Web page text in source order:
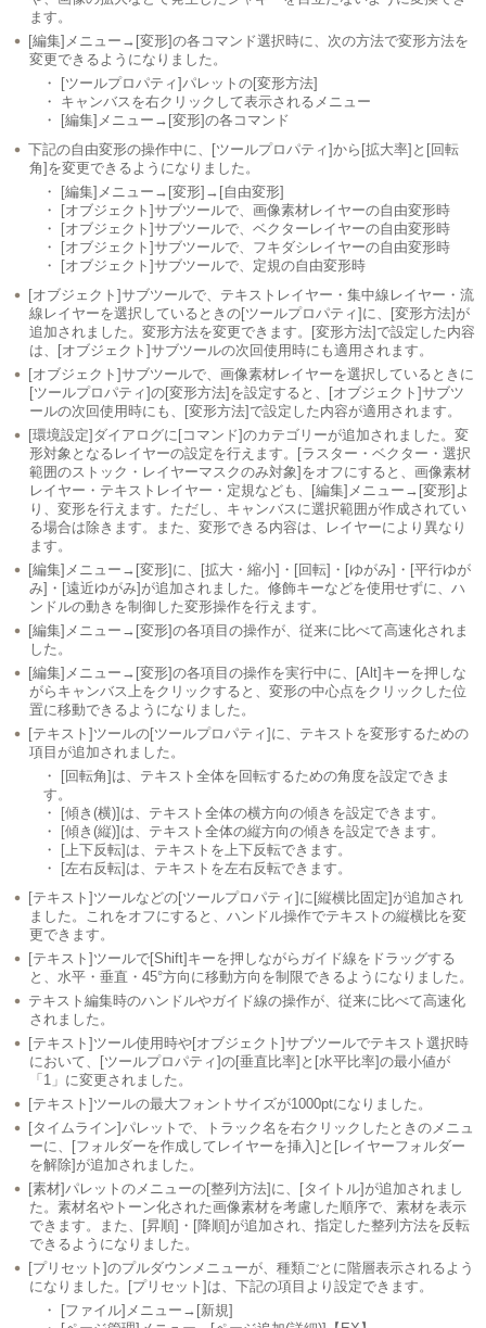
ます。
[編集]メニュー→[変形]の各コマンド選択時に、次の方法で変形方法を
変更できるようになりました。
・ [ツールプロパティ]パレットの[変形方法]
・ キャンバスを右クリックして表示されるメニュー
・ [編集]メニュー→[変形]の各コマンド
下記の自由変形の操作中に、[ツールプロパティ]から[拡大率]と[回転
角]を変更できるようになりました。
・ [編集]メニュー→[変形]→[自由変形]
・ [オブジェクト]サブツールで、画像素材レイヤーの自由変形時
・ [オブジェクト]サブツールで、ベクターレイヤーの自由変形時
・ [オブジェクト]サブツールで、フキダシレイヤーの自由変形時
・ [オブジェクト]サブツールで、定規の自由変形時
[オブジェクト]サブツールで、テキストレイヤー・集中線レイヤー・流
線レイヤーを選択しているときの[ツールプロパティ]に、[変形方法]が
追加されました。変形方法を変更できます。[変形方法]で設定した内容
は、[オブジェクト]サブツールの次回使用時にも適用されます。
[オブジェクト]サブツールで、画像素材レイヤーを選択しているときに
[ツールプロパティ]の[変形方法]を設定すると、[オブジェクト]サブツ
ールの次回使用時にも、[変形方法]で設定した内容が適用されます。
[環境設定]ダイアログに[コマンド]のカテゴリーが追加されました。変
形対象となるレイヤーの設定を行えます。[ラスター・ベクター・選択
範囲のストック・レイヤーマスクのみ対象]をオフにすると、画像素材
レイヤー・テキストレイヤー・定規なども、[編集]メニュー→[変形]よ
り、変形を行えます。ただし、キャンバスに選択範囲が作成されてい
る場合は除きます。また、変形できる内容は、レイヤーにより異なり
ます。
[編集]メニュー→[変形]に、[拡大・縮小]・[回転]・[ゆがみ]・[平行ゆが
み]・[遠近ゆがみ]が追加されました。修飾キーなどを使用せずに、ハ
ンドルの動きを制御した変形操作を行えます。
[編集]メニュー→[変形]の各項目の操作が、従来に比べて高速化されま
した。
[編集]メニュー→[変形]の各項目の操作を実行中に、[Alt]キーを押しな
がらキャンバス上をクリックすると、変形の中心点をクリックした位
置に移動できるようになりました。
[テキスト]ツールの[ツールプロパティ]に、テキストを変形するための
項目が追加されました。
・ [回転角]は、テキスト全体を回転するための角度を設定できま
す。
・ [傾き(横)]は、テキスト全体の横方向の傾きを設定できます。
・ [傾き(縦)]は、テキスト全体の縦方向の傾きを設定できます。
・ [上下反転]は、テキストを上下反転できます。
・ [左右反転]は、テキストを左右反転できます。
[テキスト]ツールなどの[ツールプロパティ]に[縦横比固定]が追加され
ました。これをオフにすると、ハンドル操作でテキストの縦横比を変
更できます。
[テキスト]ツールで[Shift]キーを押しながらガイド線をドラッグする
と、水平・垂直・45°方向に移動方向を制限できるようになりました。
テキスト編集時のハンドルやガイド線の操作が、従来に比べて高速化
されました。
[テキスト]ツール使用時や[オブジェクト]サブツールでテキスト選択時
において、[ツールプロパティ]の[垂直比率]と[水平比率]の最小値が
「1」に変更されました。
[テキスト]ツールの最大フォントサイズが1000ptになりました。
[タイムライン]パレットで、トラック名を右クリックしたときのメニュ
ーに、[フォルダーを作成してレイヤーを挿入]と[レイヤーフォルダー
を解除]が追加されました。
[素材]パレットのメニューの[整列方法]に、[タイトル]が追加されまし
た。素材名やトーン化された画像素材を考慮した順序で、素材を表示
できます。また、[昇順]・[降順]が追加され、指定した整列方法を反転
できるようになりました。
[プリセット]のプルダウンメニューが、種類ごとに階層表示されるよう
になりました。[プリセット]は、下記の項目より設定できます。
・ [ファイル]メニュー→[新規]